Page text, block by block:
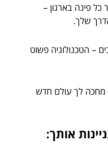
כל פינה בארגון –
שלך.
– הטכנולוגיה פשוט
מחכה לך עולם חדש
אותך: